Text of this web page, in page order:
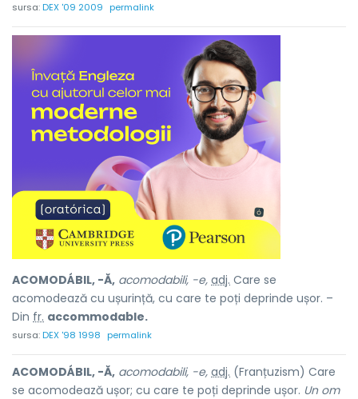
sursa:DEX '09 2009 permalink
ACOMODÁBIL, -Ă, acomodabili, -e, adj. Care se
acomodează cu ușurință, cu care te poți deprinde ușor. –
Din fr. accommodable.
sursa:DEX '98 1998 permalink
ACOMODÁBIL, -Ă, acomodabili, -e, adj. (Franțuzism) Care
se acomodează ușor; cu care te poți deprinde ușor. Un om